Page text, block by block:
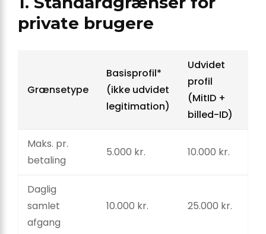
private brugere
Grænsetype
Basis­profil*
(ikke udvidet
legitimation)
Udvidet
profil
(MitID +
billed-ID)
Maks. pr.
betaling
5.000 kr. 10.000 kr.
Daglig
samlet
afgang
10.000 kr. 25.000 kr.